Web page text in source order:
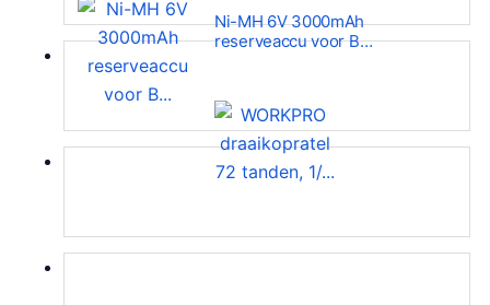
Ni-MH 6V 3000mAh
reserveaccu voor B…